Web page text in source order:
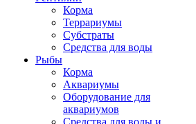
Корма
Террариумы
Субстраты
Средства для воды
Рыбы
Корма
Аквариумы
Оборудование для
аквариумов
Средства для воды и